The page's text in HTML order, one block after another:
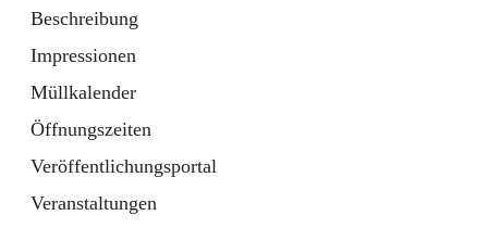
Beschreibung
Impressionen
Müllkalender
Öffnungszeiten
Veröffentlichungsportal
Veranstaltungen
1 Schnellzugriff
Bürgerservice
10 Schnellzugriffe